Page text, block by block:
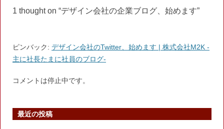
ゲ
シ
ョ
1 thought on “デザイン会社の企業ブログ、始めます”
ピンバック: デザイン会社のTwitter、始めます | 株式会社M2K -
主に社長たまに社員のブログ-
コメントは停止中です。
最近の投稿